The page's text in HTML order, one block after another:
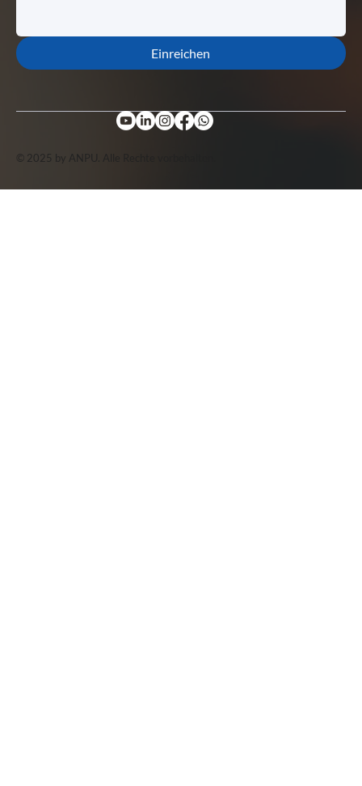
© 2025 by ANPU. Alle Rechte vorbehalten.
Einreichen